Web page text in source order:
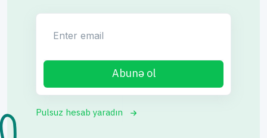
Abunə ol
Pulsuz hesab yaradın